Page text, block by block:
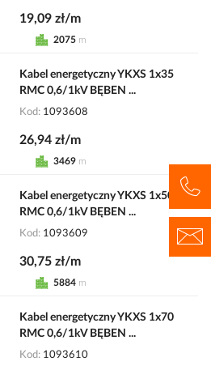
19,09 zł/m
2075 m
Kabel energetyczny YKXS 1x35
RMC 0,6/1kV BĘBEN ...
Kod 1093608
26,94 zł/m
3469 m
Kabel energetyczny YKXS 1x50
RMC 0,6/1kV BĘBEN ...
Kod 1093609
30,75 zł/m
5884 m
Kabel energetyczny YKXS 1x70
RMC 0,6/1kV BĘBEN ...
Kod 1093610